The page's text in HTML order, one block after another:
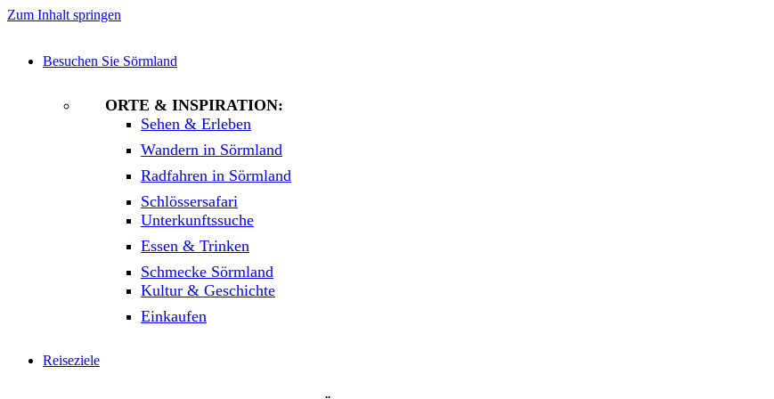
Zum Inhalt springen
Besuchen Sie Sörmland
ORTE & INSPIRATION:
Sehen & Erleben
Wandern in Sörmland
Radfahren in Sörmland
Schlössersafari
Unterkunftssuche
Essen & Trinken
Schmecke Sörmland
Kultur & Geschichte
Einkaufen
Reiseziele